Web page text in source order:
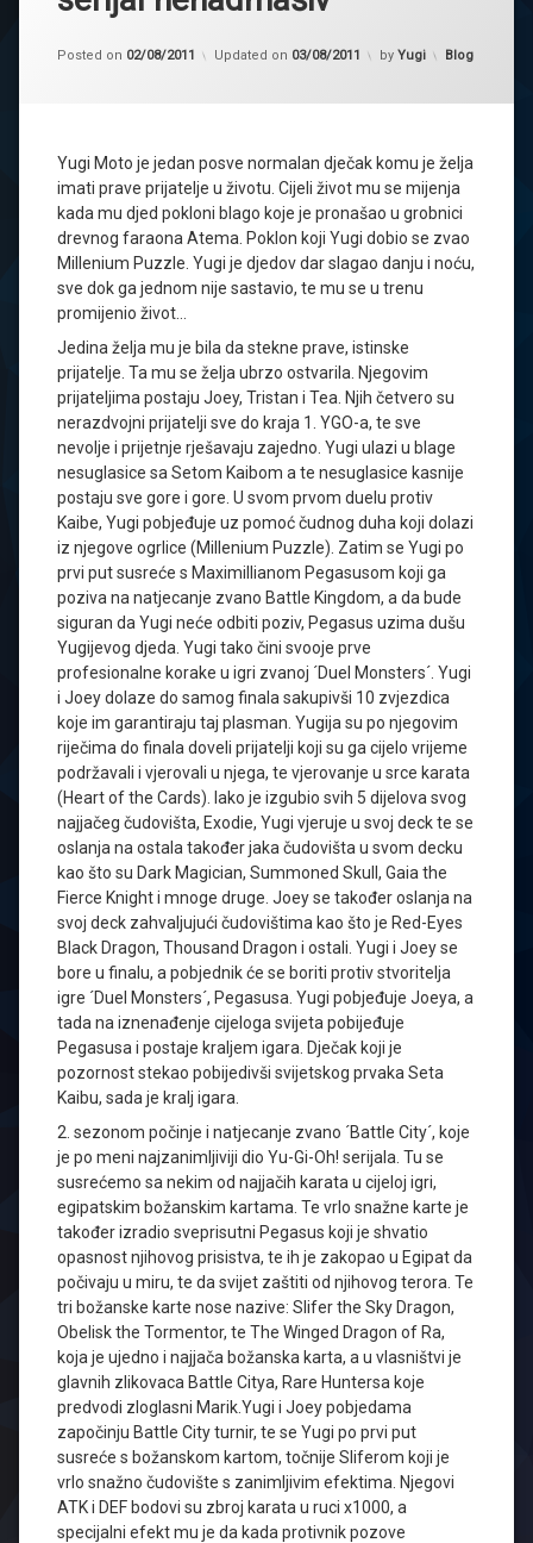
Posted on 02/08/2011 Updated on 03/08/2011 by Yugi Kategorije:
Blog
Yugi Moto je jedan posve normalan dječak komu je želja
imati prave prijatelje u životu. Cijeli život mu se mijenja
kada mu djed pokloni blago koje je pronašao u grobnici
drevnog faraona Atema. Poklon koji Yugi dobio se zvao
Millenium Puzzle. Yugi je djedov dar slagao danju i noću,
sve dok ga jednom nije sastavio, te mu se u trenu
promijenio život…
Jedina želja mu je bila da stekne prave, istinske
prijatelje. Ta mu se želja ubrzo ostvarila. Njegovim
prijateljima postaju Joey, Tristan i Tea. Njih četvero su
nerazdvojni prijatelji sve do kraja 1. YGO-a, te sve
nevolje i prijetnje rješavaju zajedno. Yugi ulazi u blage
nesuglasice sa Setom Kaibom a te nesuglasice kasnije
postaju sve gore i gore. U svom prvom duelu protiv
Kaibe, Yugi pobjeđuje uz pomoć čudnog duha koji dolazi
iz njegove ogrlice (Millenium Puzzle). Zatim se Yugi po
prvi put susreće s Maximillianom Pegasusom koji ga
poziva na natjecanje zvano Battle Kingdom, a da bude
siguran da Yugi neće odbiti poziv, Pegasus uzima dušu
Yugijevog djeda. Yugi tako čini svooje prve
profesionalne korake u igri zvanoj ´Duel Monsters´. Yugi
i Joey dolaze do samog finala sakupivši 10 zvjezdica
koje im garantiraju taj plasman. Yugija su po njegovim
riječima do finala doveli prijatelji koji su ga cijelo vrijeme
podržavali i vjerovali u njega, te vjerovanje u srce karata
(Heart of the Cards). Iako je izgubio svih 5 dijelova svog
najjačeg čudovišta, Exodie, Yugi vjeruje u svoj deck te se
oslanja na ostala također jaka čudovišta u svom decku
kao što su Dark Magician, Summoned Skull, Gaia the
Fierce Knight i mnoge druge. Joey se također oslanja na
svoj deck zahvaljujući čudovištima kao što je Red-Eyes
Black Dragon, Thousand Dragon i ostali. Yugi i Joey se
bore u finalu, a pobjednik će se boriti protiv stvoritelja
igre ´Duel Monsters´, Pegasusa. Yugi pobjeđuje Joeya, a
tada na iznenađenje cijeloga svijeta pobijeđuje
Pegasusa i postaje kraljem igara. Dječak koji je
pozornost stekao pobijedivši svijetskog prvaka Seta
Kaibu, sada je kralj igara.
2. sezonom počinje i natjecanje zvano ´Battle City´, koje
je po meni najzanimljiviji dio Yu-Gi-Oh! serijala. Tu se
susrećemo sa nekim od najjačih karata u cijeloj igri,
egipatskim božanskim kartama. Te vrlo snažne karte je
također izradio sveprisutni Pegasus koji je shvatio
opasnost njihovog prisistva, te ih je zakopao u Egipat da
počivaju u miru, te da svijet zaštiti od njihovog terora. Te
tri božanske karte nose nazive: Slifer the Sky Dragon,
Obelisk the Tormentor, te The Winged Dragon of Ra,
koja je ujedno i najjača božanska karta, a u vlasništvi je
glavnih zlikovaca Battle Citya, Rare Huntersa koje
predvodi zloglasni Marik.Yugi i Joey pobjedama
započinju Battle City turnir, te se Yugi po prvi put
susreće s božanskom kartom, točnije Sliferom koji je
vrlo snažno čudovište s zanimljivim efektima. Njegovi
ATK i DEF bodovi su zbroj karata u ruci x1000, a
specijalni efekt mu je da kada protivnik pozove